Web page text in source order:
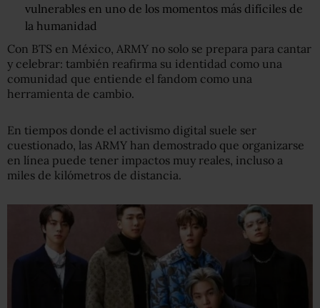
vulnerables en uno de los momentos más difíciles de
la humanidad
Con BTS en México, ARMY no solo se prepara para cantar
y celebrar: también reafirma su identidad como una
comunidad que entiende el fandom como una
herramienta de cambio.
En tiempos donde el activismo digital suele ser
cuestionado, las ARMY han demostrado que organizarse
en línea puede tener impactos muy reales, incluso a
miles de kilómetros de distancia.